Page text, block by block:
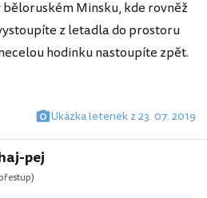
Minsku, kde rovněž
z letadla do prostoru
hodinku nastoupíte zpět.
Ukázka letenek z 23. 07. 2019
pej